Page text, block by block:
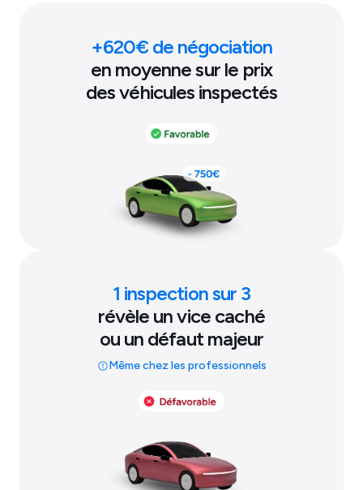
+620€ de négociation
en moyenne sur le prix
des véhicules inspectés
1 inspection sur 3
révèle un vice caché
ou un défaut majeur
Même chez les professionnels